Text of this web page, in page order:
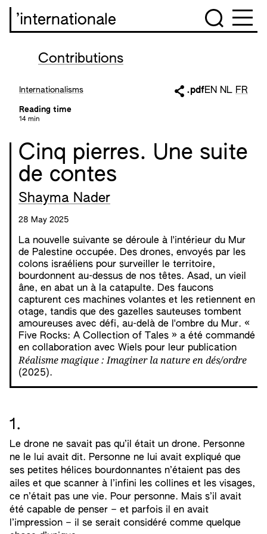
’internationale
Contributions
Internationalisms
Reading time
14 min
.pdfEN NL FR
Cinq pierres. Une suite
de contes
Shayma Nader
28 May 2025
La nouvelle suivante se déroule à l'intérieur du Mur
de Palestine occupée. Des drones, envoyés par les
colons israéliens pour surveiller le territoire,
bourdonnent au-dessus de nos têtes. Asad, un vieil
âne, en abat un à la catapulte. Des faucons
capturent ces machines volantes et les retiennent en
otage, tandis que des gazelles sauteuses tombent
amoureuses avec défi, au-delà de l'ombre du Mur. «
Five Rocks: A Collection of Tales » a été commandé
en collaboration avec Wiels pour leur publication
Réalisme magique : Imaginer la nature en dés/ordre
(2025).
1.
Le drone ne savait pas qu’il était un drone. Personne
ne le lui avait dit. Personne ne lui avait expliqué que
ses petites hélices bourdonnantes n’étaient pas des
ailes et que scanner à l’infini les collines et les visages,
ce n’était pas une vie. Pour personne. Mais s’il avait
été capable de penser – et parfois il en avait
l’impression – il se serait considéré comme quelque